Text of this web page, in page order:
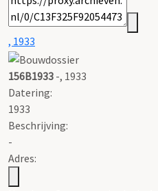
, 1933
156B1933 -, 1933
Datering:
1933
Beschrijving:
-
Adres: